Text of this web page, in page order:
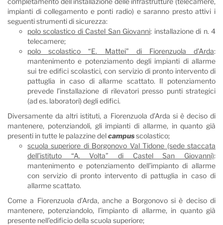
impianti di collegamento e ponti radio) e saranno presto attivi i
seguenti strumenti di sicurezza:
polo scolastico di Castel San Giovanni: installazione di n. 4
telecamere;
polo scolastico “E. Mattei” di Fiorenzuola d’Arda:
mantenimento e potenziamento degli impianti di allarme
sui tre edifici scolastici, con servizio di pronto intervento di
pattuglia in caso di allarme scattato. Il potenziamento
prevede l’installazione di rilevatori presso punti strategici
(ad es. laboratori) degli edifici.
Diversamente da altri istituti, a Fiorenzuola d’Arda si è deciso di
mantenere, potenziandoli, gli impianti di allarme, in quanto già
presenti in tutte le palazzine delcampusscolastico;
scuola superiore di Borgonovo Val Tidone (sede staccata
dell’istituto “A. Volta” di Castel San Giovanni):
mantenimento e potenziamento dell’impianto di allarme
con servizio di pronto intervento di pattuglia in caso di
allarme scattato.
Come a Fiorenzuola d’Arda, anche a Borgonovo si è deciso di
mantenere, potenziandolo, l’impianto di allarme, in quanto già
presente nell’edificio della scuola superiore;